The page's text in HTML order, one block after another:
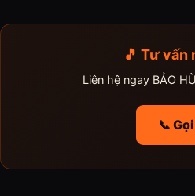
🎵 Tư
Liên hệ ngay BẢO
📞